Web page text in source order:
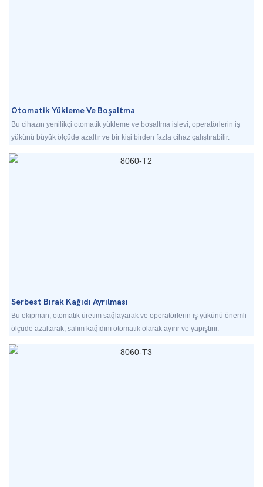
Otomatik Yükleme Ve Boşaltma
Bu cihazın yenilikçi otomatik yükleme ve boşaltma işlevi, operatörlerin iş
yükünü büyük ölçüde azaltır ve bir kişi birden fazla cihaz çalıştırabilir.
Serbest Bırak Kağıdı Ayrılması
Bu ekipman, otomatik üretim sağlayarak ve operatörlerin iş yükünü önemli
ölçüde azaltarak, salım kağıdını otomatik olarak ayırır ve yapıştırır.